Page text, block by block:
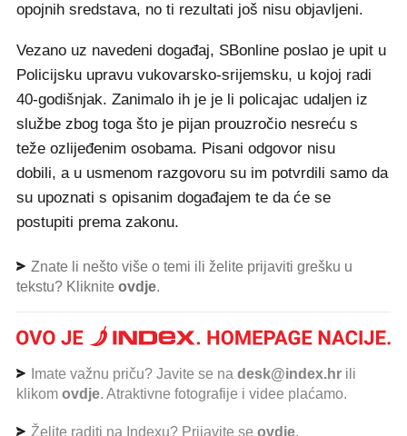
opojnih sredstava, no ti rezultati još nisu objavljeni.
Vezano uz navedeni događaj, SBonline poslao je upit u
Policijsku upravu vukovarsko-srijemsku, u kojoj radi
40-godišnjak. Zanimalo ih je je li policajac udaljen iz
službe zbog toga što je pijan prouzročio nesreću s
teže ozlijeđenim osobama. Pisani odgovor nisu
dobili, a u usmenom razgovoru su im potvrdili samo da
su upoznati s opisanim događajem te da će se
postupiti prema zakonu.
Znate li nešto više o temi ili želite prijaviti grešku u
tekstu? Kliknite ovdje.
Imate važnu priču? Javite se na desk@index.hr ili
klikom ovdje. Atraktivne fotografije i videe plaćamo.
Želite raditi na Indexu? Prijavite se ovdje.